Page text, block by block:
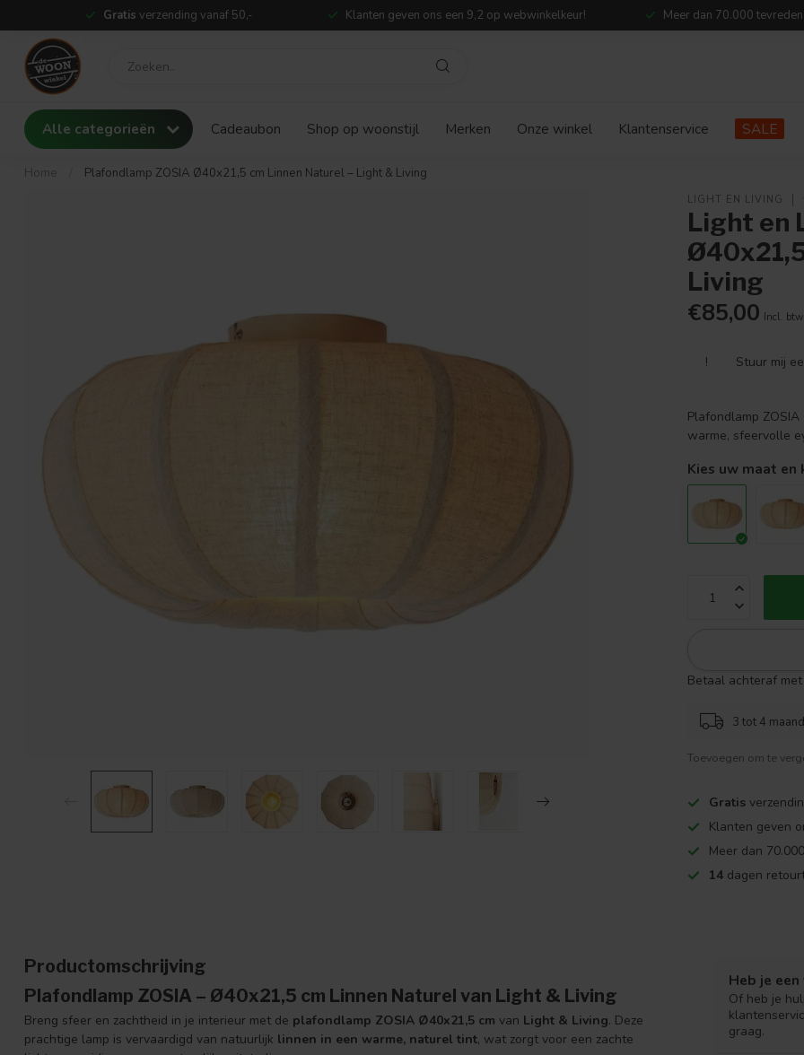
Gratis verzending vanaf 50,- Klanten geven ons een 9,2 op webwinkelkeur! Meer dan 70.000
Alle categorieën Cadeaubon Shop op woonstijl Merken Onze winkel Klantenservice SALE
Home Plafondlamp ZOSIA Ø40x21,5 cm Linnen Naturel – Light & Living
LIGHT EN LIVING
Light en
Living
€85,00 Incl. btw
! Stuur mij
Plafondlamp
warme, sfeervolle
Kies uw maat en
Betaal achteraf met
3 tot 4
Toevoegen om te
Gratis
Klanten geven
Meer dan
14 dagen
Productomschrijving
Plafondlamp ZOSIA – Ø40x21,5 cm Linnen Naturel van Light & Living
Breng sfeer en zachtheid in je interieur met de plafondlamp ZOSIA Ø40x21,5 cm van Light & Living. Deze
prachtige lamp is vervaardigd van natuurlijk linnen in een warme, naturel tint, wat zorgt voor een zachte
Heb je
Of heb je
graag.